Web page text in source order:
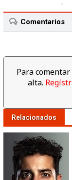
Comentarios
Para
alta.
Relacionados